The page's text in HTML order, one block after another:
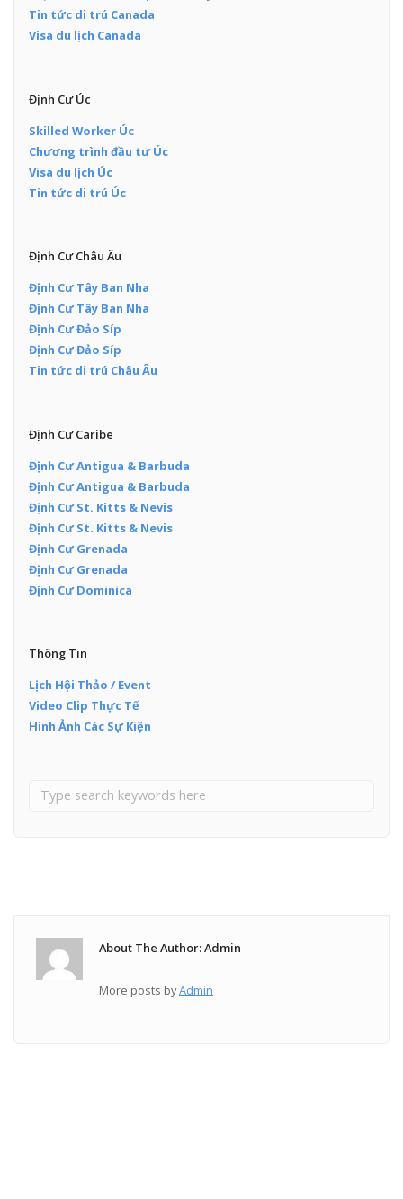
Tin tức di trú Canada
Visa du lịch Canada
Định Cư Úc
Skilled Worker Úc
Chương trình đầu tư Úc
Visa du lịch Úc
Tin tức di trú Úc
Định Cư Châu Âu
Định Cư Tây Ban Nha
Định Cư Tây Ban Nha
Định Cư Đảo Síp
Định Cư Đảo Síp
Tin tức di trú Châu Âu
Định Cư Caribe
Định Cư Antigua & Barbuda
Định Cư Antigua & Barbuda
Định Cư St. Kitts & Nevis
Định Cư St. Kitts & Nevis
Định Cư Grenada
Định Cư Grenada
Định Cư Dominica
Thông Tin
Lịch Hội Thảo / Event
Video Clip Thực Tế
Hình Ảnh Các Sự Kiện
About The Author: Admin
More posts byAdmin